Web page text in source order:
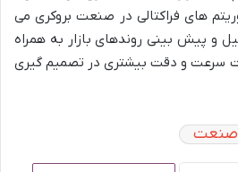
های فراکتالی در صنعت بروکری می
و پیش بینی روندهای بازار به همراه
سرعت و دقت بیشتری در تصمیم گیری
صنعت